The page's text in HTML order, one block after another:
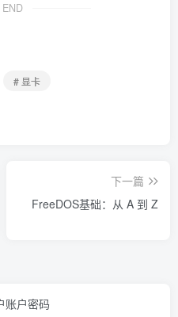
# 显卡
下一篇
FreeDOS基础：从 A 到 Z
账户密码